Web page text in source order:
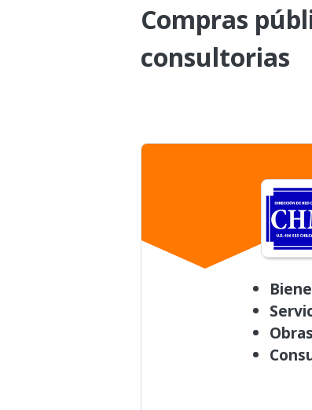
Compras
consultorias
Obras